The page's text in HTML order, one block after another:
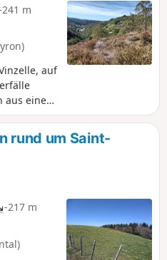
m
auf
aus einen
das Dorf
rund um Saint-
-217 m